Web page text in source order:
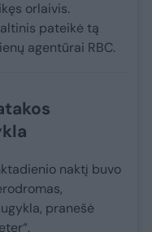
orlaivis.
pateikė tą
agentūrai RBC.
naktį buvo
pranešė